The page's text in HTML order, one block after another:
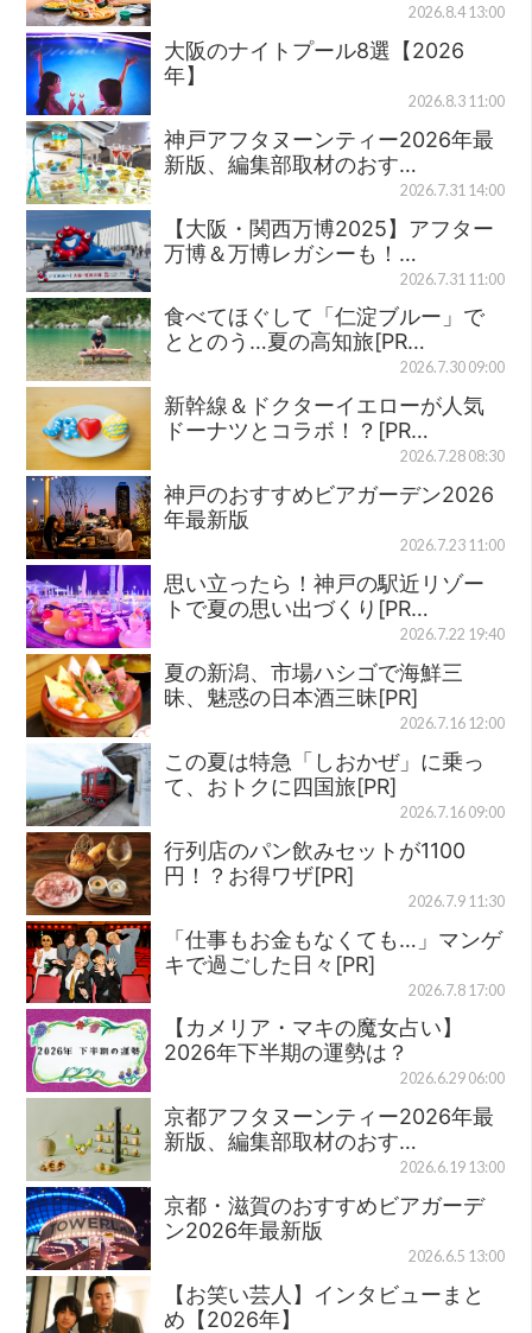
2026.8.4 13:00
大阪のナイトプール8選【2026
年】
2026.8.3 11:00
神戸アフタヌーンティー2026年最
新版、編集部取材のおす…
2026.7.31 14:00
【大阪・関西万博2025】アフター
万博＆万博レガシーも！…
2026.7.31 11:00
食べてほぐして「仁淀ブルー」で
ととのう…夏の高知旅[PR…
2026.7.30 09:00
新幹線＆ドクターイエローが人気
ドーナツとコラボ！？[PR…
2026.7.28 08:30
神戸のおすすめビアガーデン2026
年最新版
2026.7.23 11:00
思い立ったら！神戸の駅近リゾー
トで夏の思い出づくり[PR…
2026.7.22 19:40
夏の新潟、市場ハシゴで海鮮三
昧、魅惑の日本酒三昧[PR]
2026.7.16 12:00
この夏は特急「しおかぜ」に乗っ
て、おトクに四国旅[PR]
2026.7.16 09:00
行列店のパン飲みセットが1100
円！？お得ワザ[PR]
2026.7.9 11:30
「仕事もお金もなくても…」マンゲ
キで過ごした日々[PR]
2026.7.8 17:00
【カメリア・マキの魔女占い】
2026年下半期の運勢は？
2026.6.29 06:00
京都アフタヌーンティー2026年最
新版、編集部取材のおす…
2026.6.19 13:00
京都・滋賀のおすすめビアガーデ
ン2026年最新版
2026.6.5 13:00
【お笑い芸人】インタビューまと
め【2026年】